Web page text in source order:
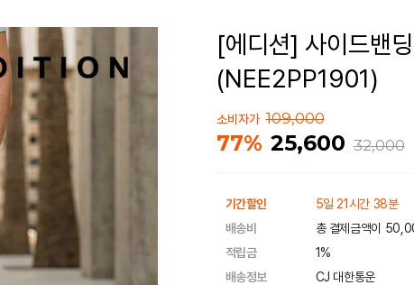
[에디션] 사이드밴
(NEE2PP1901)
소비자가 109,000
77% 25,600 32,000
기간할인
5일 21시간 38분
배송비
총 결제금액이
적립금
1%
배송정보
CJ 대한통운